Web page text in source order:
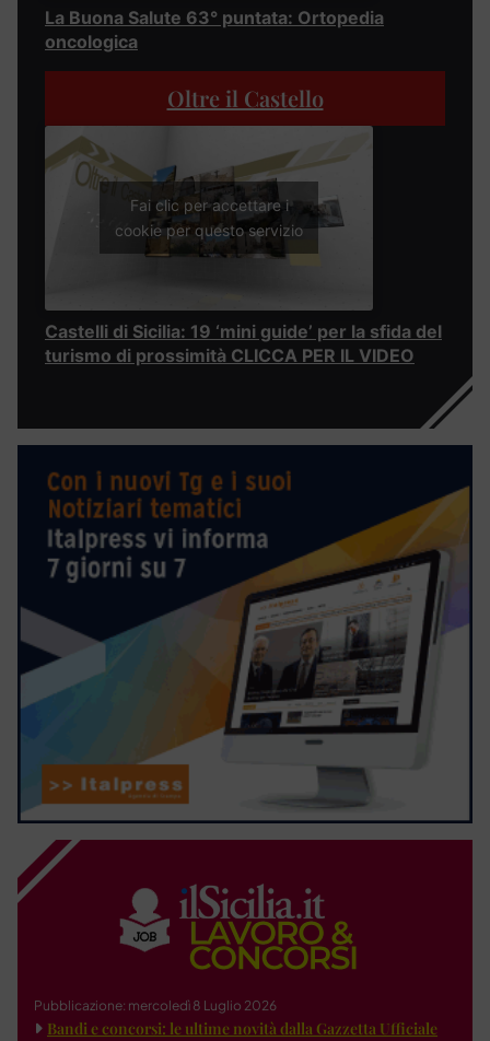
La Buona Salute 63° puntata: Ortopedia
oncologica
Oltre il Castello
Fai clic per accettare i
cookie per questo servizio
Castelli di Sicilia: 19 ‘mini guide’ per la sfida del
turismo di prossimità CLICCA PER IL VIDEO
Pubblicazione: mercoledì 8 Luglio 2026
Bandi e concorsi: le ultime novità dalla Gazzetta Ufficiale